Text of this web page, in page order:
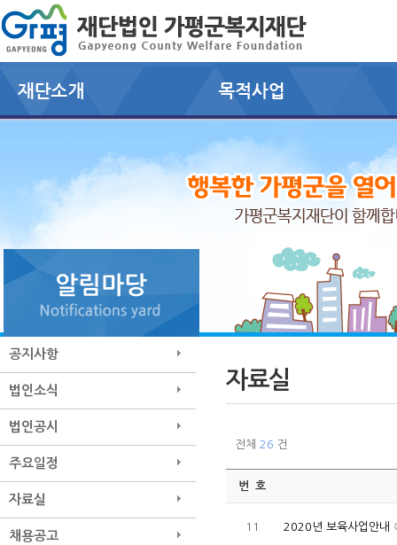
공지사항
법인소식
법인공시
주요일정
자료실
채용공고
자료실
전체 26 건
번 호
11 2020년 보육사업안내